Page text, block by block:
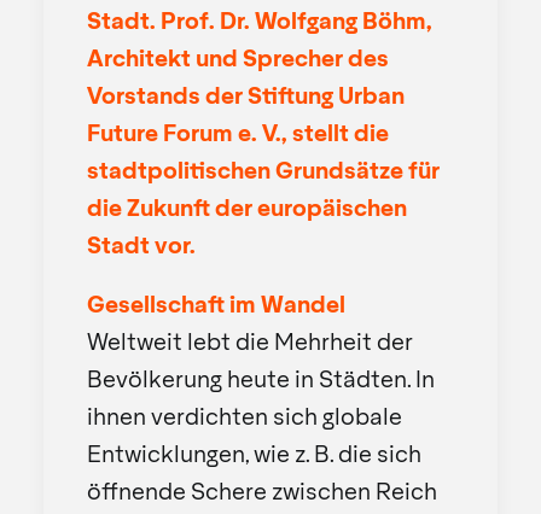
Stadt. Prof. Dr. Wolfgang Böhm,
Architekt und Sprecher des
Vorstands der Stiftung Urban
Future Forum e. V., stellt die
stadtpolitischen Grundsätze für
die Zukunft der europäischen
Stadt vor.
Gesellschaft im Wandel
Weltweit lebt die Mehrheit der
Bevölkerung heute in Städten. In
ihnen verdichten sich globale
Entwicklungen, wie z. B. die sich
öffnende Schere zwischen Reich